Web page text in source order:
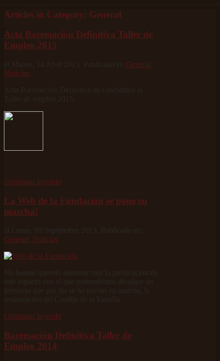
Articles in Category: General
Acta Baremación Definitiva Taller de
Empleo 2015
General
Noticias
Continuar leyendo
La Web de la Fundación se pone en
marcha!
General Noticias
Continuar leyendo
Baremación Definitiva Taller de
Empleo 2014